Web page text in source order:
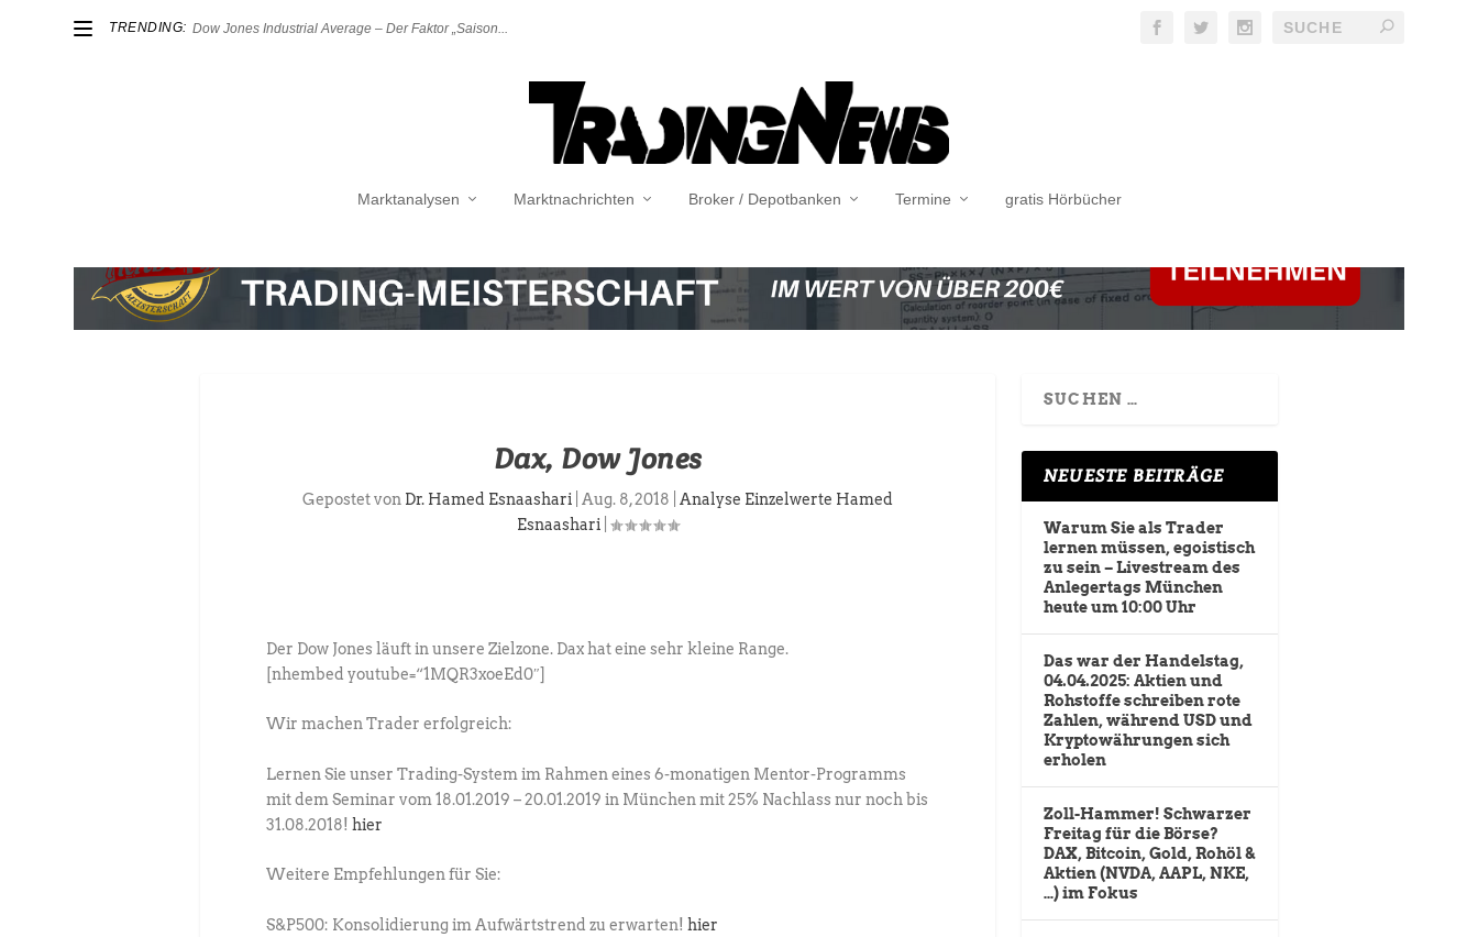
TRENDING: Dow Jones Industrial Average – Der Faktor „Saison...
Marktanalysen Marktnachrichten Broker / Depotbanken Termine gratis Hörbücher
Dax, Dow Jones
Gepostet von Dr. Hamed Esnaashari Aug. 8, 2018
Analyse Einzelwerte Hamed
Esnaashari
Der Dow Jones läuft in unsere Zielzone. Dax hat eine sehr kleine Range.
[nhembed youtube=“1MQR3xoeEd0″]
Wir machen Trader erfolgreich:
Lernen Sie unser Trading-System im Rahmen eines 6-monatigen Mentor-Programms
mit dem Seminar vom 18.01.2019 – 20.01.2019 in München mit 25% Nachlass nur noch bis
31.08.2018! hier
Weitere Empfehlungen für Sie:
S&P500: Konsolidierung im Aufwärtstrend zu erwarten! hier
NEUESTE BEITRÄGE
Warum Sie als Trader
lernen müssen, egoistisch
zu sein – Livestream des
Anlegertags München
heute um 10:00 Uhr
Das war der Handelstag,
04.04.2025: Aktien und
Rohstoffe schreiben rote
Zahlen, während USD und
Kryptowährungen sich
erholen
Zoll-Hammer! Schwarzer
Freitag für die Börse?
DAX, Bitcoin, Gold, Rohöl &
Aktien (NVDA, AAPL, NKE,
…) im Fokus